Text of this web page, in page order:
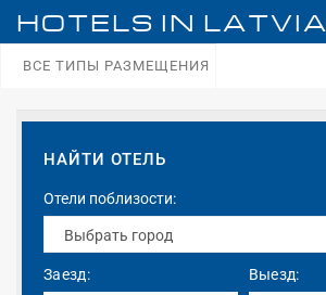
HOTELS IN LATVIA
ВСЕ ТИПЫ РАЗМЕЩЕНИЯ
НАЙТИ ОТЕЛЬ
Отели поблизости:
Заезд: Выезд: